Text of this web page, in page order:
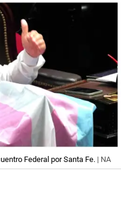
Federal por Santa Fe. | NA